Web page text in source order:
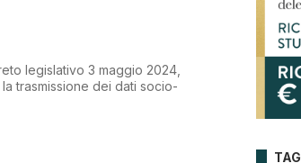
legislativo 3 maggio 2024,
trasmissione dei dati socio-
TAG